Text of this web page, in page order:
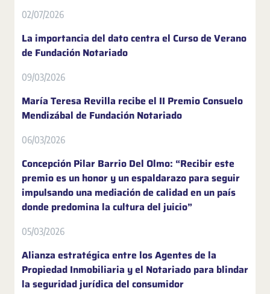
02/07/2026
La importancia del dato centra el Curso de Verano
de Fundación Notariado
09/03/2026
María Teresa Revilla recibe el II Premio Consuelo
Mendizábal de Fundación Notariado
06/03/2026
Concepción Pilar Barrio Del Olmo: “Recibir este
premio es un honor y un espaldarazo para seguir
impulsando una mediación de calidad en un país
donde predomina la cultura del juicio”
05/03/2026
Alianza estratégica entre los Agentes de la
Propiedad Inmobiliaria y el Notariado para blindar
la seguridad jurídica del consumidor